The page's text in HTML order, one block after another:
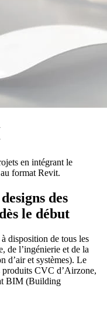
en intégrant le
format Revit.
des
le début
disposition de tous les
de l’ingénierie et de la
d’air et systèmes). Le
produits CVC d’Airzone,
BIM (Building